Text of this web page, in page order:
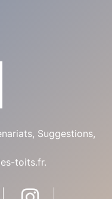
Suggestions,
toits.fr.